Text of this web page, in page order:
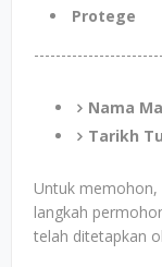
Protege
Nama
Tarikh
Untuk memohon,
langkah
telah ditetapkan